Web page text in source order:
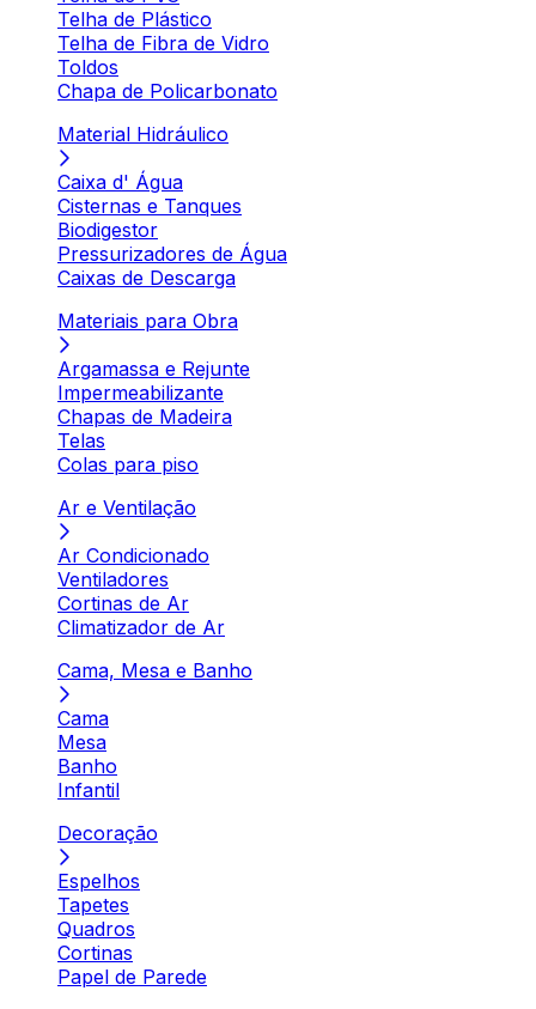
Telha de Plástico
Telha de Fibra de Vidro
Toldos
Chapa de Policarbonato
Material Hidráulico
Caixa d' Água
Cisternas e Tanques
Biodigestor
Pressurizadores de Água
Caixas de Descarga
Materiais para Obra
Argamassa e Rejunte
Impermeabilizante
Chapas de Madeira
Telas
Colas para piso
Ar e Ventilação
Ar Condicionado
Ventiladores
Cortinas de Ar
Climatizador de Ar
Cama, Mesa e Banho
Cama
Mesa
Banho
Infantil
Decoração
Espelhos
Tapetes
Quadros
Cortinas
Papel de Parede